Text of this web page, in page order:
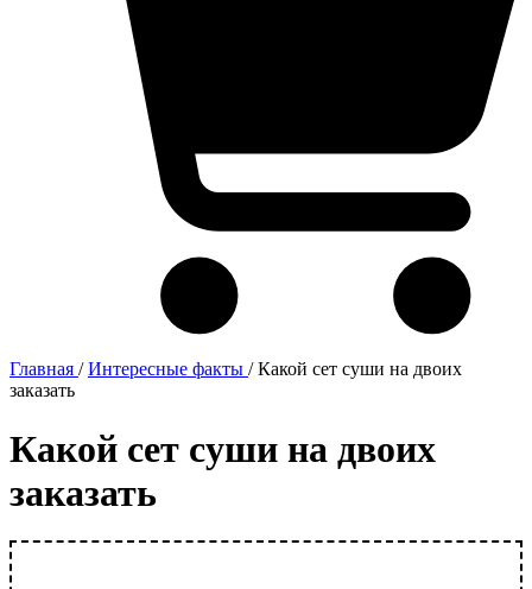
Главная / Интересные факты / Какой сет суши на двоих
заказать
Какой сет суши на двоих
заказать